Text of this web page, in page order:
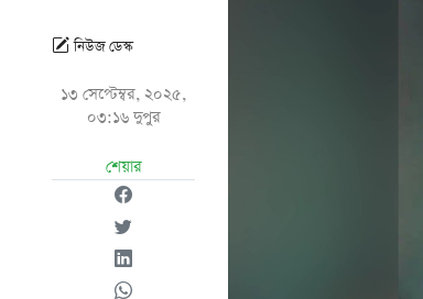
নিউজ ডেস্ক
১৩ সেপ্টেম্বর, ২০২৫,
০৩:১৬ দুপুর
শেয়ার